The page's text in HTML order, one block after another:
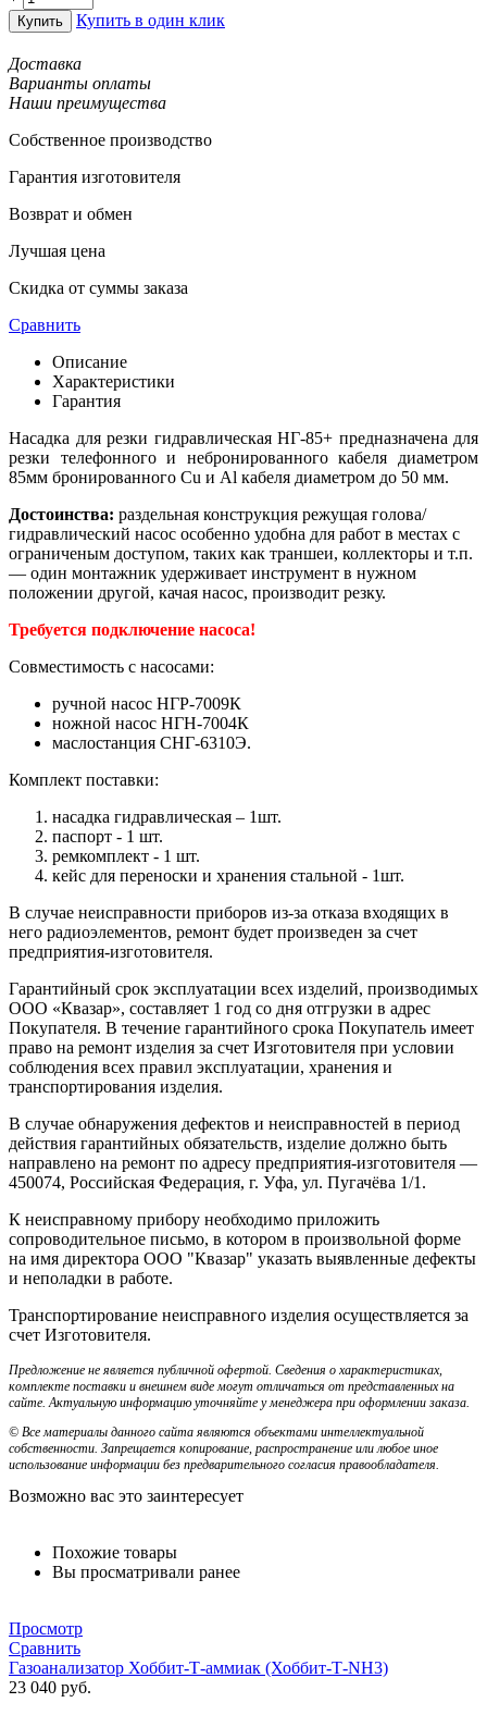
Купить Купить в один клик
Доставка
Варианты оплаты
Наши преимущества
Собственное производство
Гарантия изготовителя
Возврат и обмен
Лучшая цена
Скидка от суммы заказа
Сравнить
Описание
Характеристики
Гарантия
Насадка для резки гидравлическая НГ-85+ предназначена для
резки телефонного и небронированного кабеля диаметром
85мм бронированного Cu и Al кабеля диаметром до 50 мм.
Достоинства: раздельная конструкция режущая голова/
гидравлический насос особенно удобна для работ в местах с
ограниченым доступом, таких как траншеи, коллекторы и т.п.
— один монтажник удерживает инструмент в нужном
положении другой, качая насос, производит резку.
Требуется подключение насоса!
Совместимость с насосами:
ручной насос НГР-7009К
ножной насос НГН-7004К
маслостанция СНГ-6310Э.
Комплект поставки:
насадка гидравлическая – 1шт.
паспорт - 1 шт.
ремкомплект - 1 шт.
кейс для переноски и хранения стальной - 1шт.
В случае неисправности приборов из-за отказа входящих в
него радиоэлементов, ремонт будет произведен за счет
предприятия-изготовителя.
Гарантийный срок эксплуатации всех изделий, производимых
ООО «Квазар», составляет 1 год со дня отгрузки в адрес
Покупателя. В течение гарантийного срока Покупатель имеет
право на ремонт изделия за счет Изготовителя при условии
соблюдения всех правил эксплуатации, хранения и
транспортирования изделия.
В случае обнаружения дефектов и неисправностей в период
действия гарантийных обязательств, изделие должно быть
направлено на ремонт по адресу предприятия-изготовителя —
450074, Российская Федерация, г. Уфа, ул. Пугачёва 1/1.
К неисправному прибору необходимо приложить
сопроводительное письмо, в котором в произвольной форме
на имя директора ООО "Квазар" указать выявленные дефекты
и неполадки в работе.
Транспортирование неисправного изделия осуществляется за
счет Изготовителя.
Предложение не является публичной офертой. Сведения о характеристиках,
комплекте поставки и внешнем виде могут отличаться от представленных на
сайте. Актуальную информацию уточняйте у менеджера при оформлении заказа.
© Все материалы данного сайта являются объектами интеллектуальной
собственности. Запрещается копирование, распространение или любое иное
использование информации без предварительного согласия правообладателя.
Возможно вас это заинтересует
Похожие товары
Вы просматривали ранее
Просмотр
Сравнить
Газоанализатор Хоббит-Т-аммиак (Хоббит-Т-NH3)
23 040 руб.